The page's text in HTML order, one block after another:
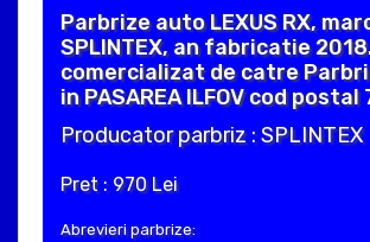
Parbrize auto LEXUS RX,
SPLINTEX, an fabricatie
comercializat de catre
in PASAREA ILFOV cod postal
Producator parbriz : SPLINTEX
Pret : 970 Lei
Abrevieri parbrize: